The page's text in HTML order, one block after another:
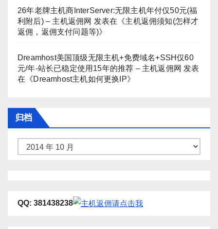
26年老牌主机商InterServer:无限主机年付仅50元(福
利附后) – 主机返佣网 发表在《主机返佣须知(怎样才
返佣，返佣支付问题等)》
Dreamhost美国顶级无限主机+免费域名+SSH仅60
元/年-站长已稳定使用15年的推荐 – 主机返佣网 发表
在《Dreamhost主机如何更换IP》
归档
QQ: 381438238